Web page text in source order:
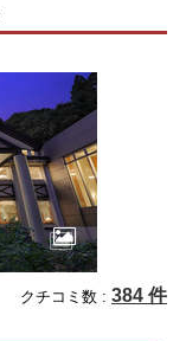
クチコミ数 : 384 件